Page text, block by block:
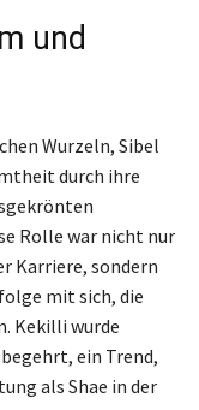
und
Wurzeln, Sibel
durch ihre
Rolle war nicht nur
Karriere, sondern
mit sich, die
Kekilli wurde
ein Trend,
als Shae in der